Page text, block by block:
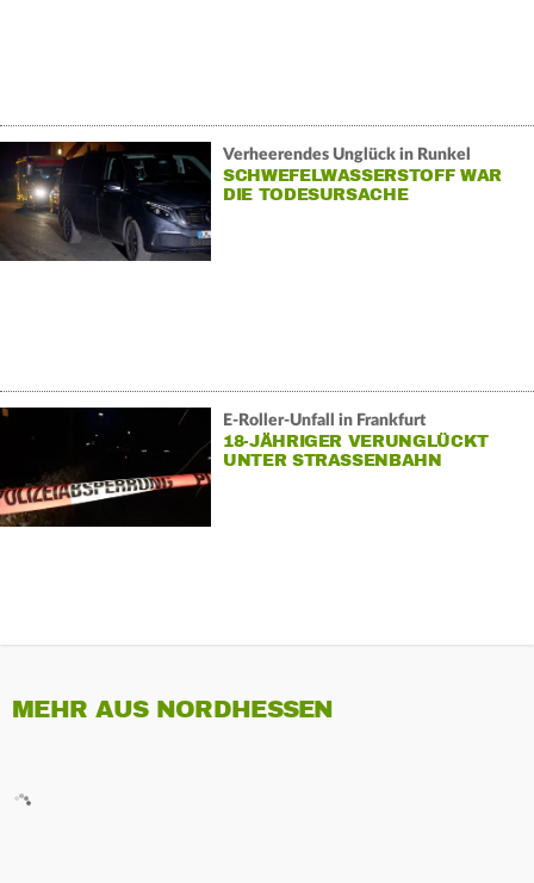
Verheerendes Unglück in Runkel
SCHWEFELWASSERSTOFF WAR
DIE TODESURSACHE
E-Roller-Unfall in Frankfurt
18-JÄHRIGER VERUNGLÜCKT
UNTER STRASSENBAHN
MEHR AUS NORDHESSEN